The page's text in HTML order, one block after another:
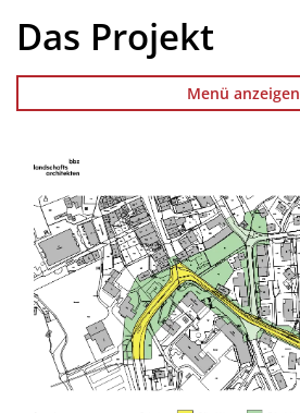
Das Projekt
Menü anzeigen